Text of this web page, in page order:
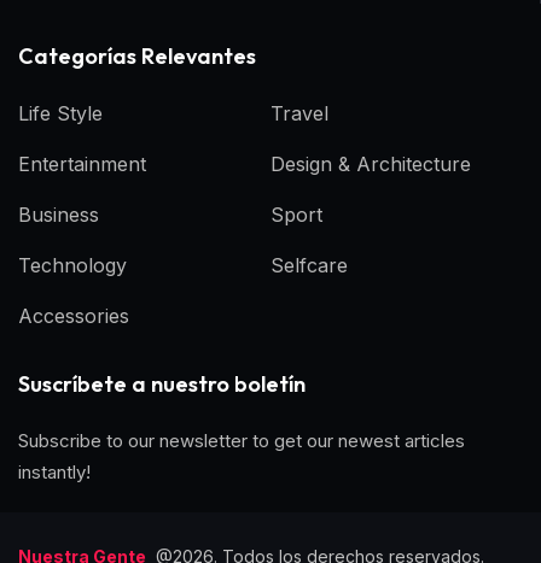
Categorías Relevantes
Life Style
Entertainment
Business
Technology
Accessories
Travel
Design & Architecture
Sport
Selfcare
Suscríbete a nuestro boletín
Subscribe to our newsletter to get our newest articles
instantly!
Nuestra Gente @2026. Todos los derechos reservados.